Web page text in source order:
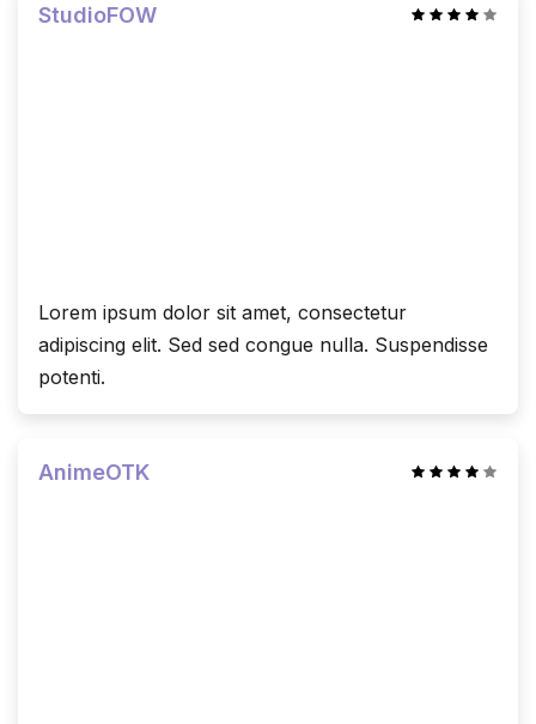
StudioFOW
Lorem ipsum dolor sit amet, consectetur
adipiscing elit. Sed sed congue nulla. Suspendisse
potenti.
AnimeOTK